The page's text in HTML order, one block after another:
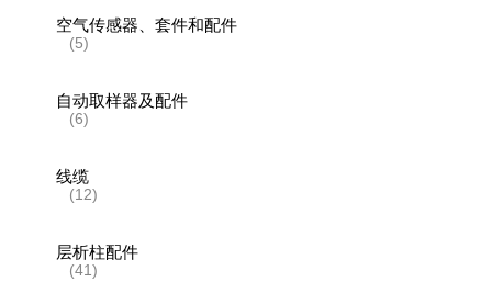
空气传感器、套件和配件
(5)
自动取样器及配件
(6)
线缆
(12)
层析柱配件
(41)